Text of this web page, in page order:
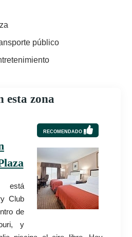
público
esta zona
RECOMENDADO
está
Club
de
y